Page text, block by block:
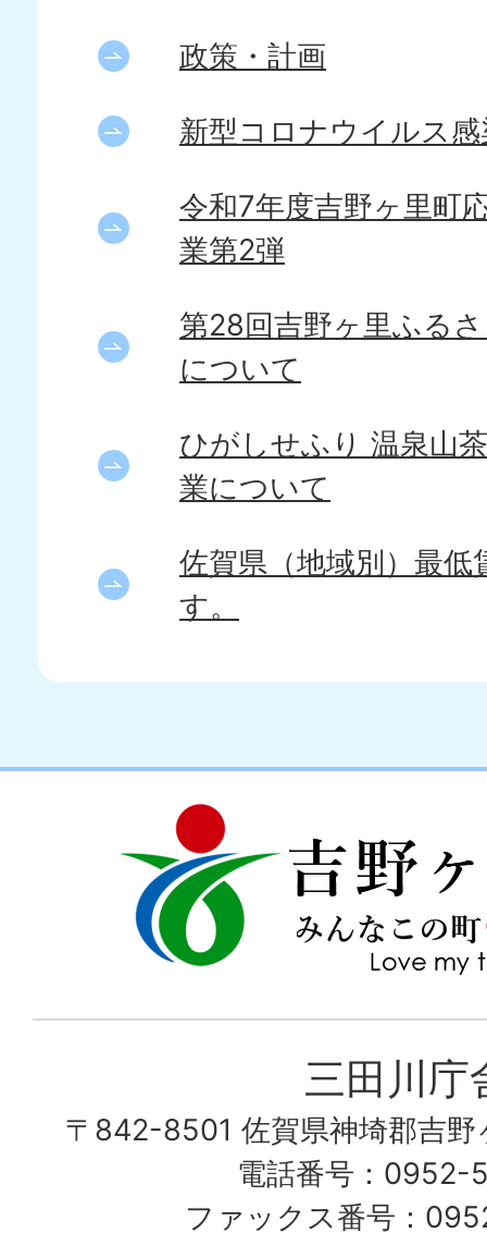
政策・計画
新型コロナウイルス
令和7年度吉野ヶ里町
業第2弾
第28回吉野ヶ里ふる
について
ひがしせふり 温泉山
業について
佐賀県（地域別）最
す。
野
ヶ
里
な
my
town
三田川庁
〒842-8501 佐賀県神埼郡吉野
電話番号：0952-
ファックス番号：